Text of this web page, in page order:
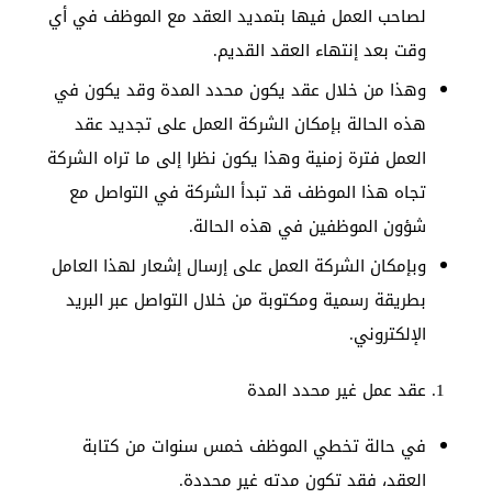
لصاحب العمل فيها بتمديد العقد مع الموظف في أي
وقت بعد إنتهاء العقد القديم.
وهذا من خلال عقد يكون محدد المدة وقد يكون في
هذه الحالة بإمكان الشركة العمل على تجديد عقد
العمل فترة زمنية وهذا يكون نظرا إلى ما تراه الشركة
تجاه هذا الموظف قد تبدأ الشركة في التواصل مع
شؤون الموظفين في هذه الحالة.
وبإمكان الشركة العمل على إرسال إشعار لهذا العامل
بطريقة رسمية ومكتوبة من خلال التواصل عبر البريد
الإلكتروني.
عقد عمل غير محدد المدة
في حالة تخطي الموظف خمس سنوات من كتابة
العقد، فقد تكون مدته غير محددة.